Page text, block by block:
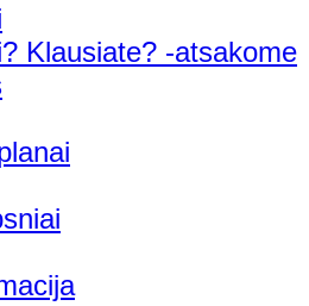
Klausiate? -atsakome